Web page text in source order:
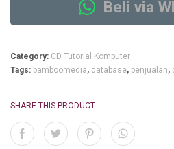
Beli via
Category: CD Tutorial Komputer
Tags: bamboomedia, database, penjualan,
SHARE THIS PRODUCT